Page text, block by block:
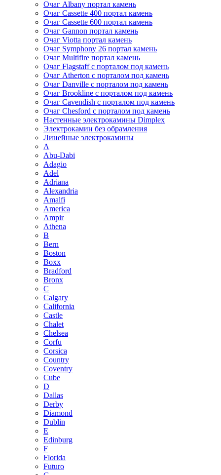
Очаг Albany портал камень
Очаг Cassette 400 портал камень
Очаг Cassette 600 портал камень
Очаг Gannon портал камень
Очаг Viotta портал камень
Очаг Symphony 26 портал камень
Очаг Multifire портал камень
Очаг Flagstaff с порталом под камень
Очаг Atherton с порталом под камень
Очаг Danville с порталом под камень
Очаг Brookline с порталом под камень
Очаг Cavendish с порталом под камень
Очаг Chesford с порталом под камень
Настенные электрокамины Dimplex
Электрокамин без обрамления
Линейные электрокамины
A
Abu-Dabi
Adagio
Adel
Adriana
Alexandria
Amalfi
America
Ampir
Athena
B
Bern
Boston
Boxx
Bradford
Bronx
C
Calgary
California
Castle
Chalet
Chelsea
Corfu
Corsica
Country
Coventry
Cube
D
Dallas
Derby
Diamond
Dublin
E
Edinburg
F
Florida
Futuro